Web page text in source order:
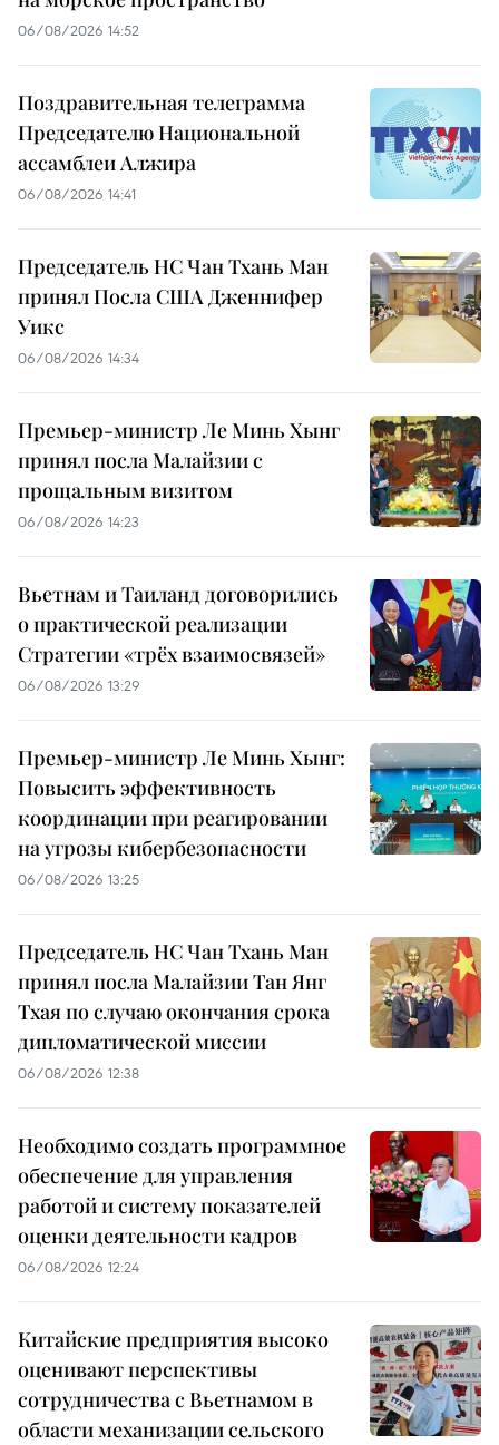
06/08/2026 14:52
Поздравительная телеграмма
Председателю Национальной
ассамблеи Алжира
06/08/2026 14:41
Председатель НС Чан Тхань Ман
принял Посла США Дженнифер
Уикс
06/08/2026 14:34
Премьер-министр Ле Минь Хынг
принял посла Малайзии с
прощальным визитом
06/08/2026 14:23
Вьетнам и Таиланд договорились
о практической реализации
Стратегии «трёх взаимосвязей»
06/08/2026 13:29
Премьер-министр Ле Минь Хынг:
Повысить эффективность
координации при реагировании
на угрозы кибербезопасности
06/08/2026 13:25
Председатель НС Чан Тхань Ман
принял посла Малайзии Тан Янг
Тхая по случаю окончания срока
дипломатической миссии
06/08/2026 12:38
Необходимо создать программное
обеспечение для управления
работой и систему показателей
оценки деятельности кадров
06/08/2026 12:24
Китайские предприятия высоко
оценивают перспективы
сотрудничества с Вьетнамом в
области механизации сельского